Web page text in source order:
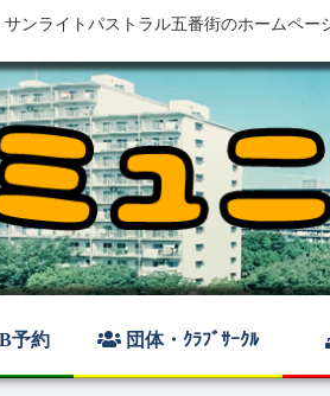
サンライトパストラル五番街のホームペー
予約 団体・ｸﾗﾌﾞｻｰｸﾙ